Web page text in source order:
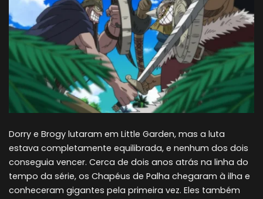
Dorry e Brogy lutaram em Little Garden, mas a luta
estava completamente equilibrada, e nenhum dos dois
conseguia vencer. Cerca de dois anos atrás na linha do
tempo da série, os Chapéus de Palha chegaram à ilha e
conheceram gigantes pela primeira vez. Eles também